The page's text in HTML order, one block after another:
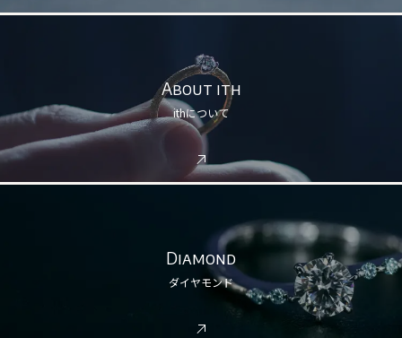
About ith
ithについて
Diamond
ダイヤモンド